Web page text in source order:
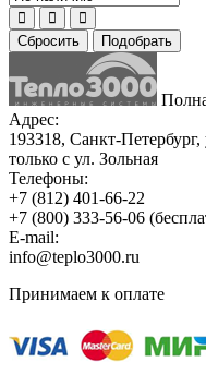
Сбросить Подобрать
Адрес:
193318, Санкт-
только с ул. Зольная
Телефоны:
+7 (812) 401-66-22
+7 (800) 333-56-06
E-mail:
info@teplo3000.ru
Принимаем к оплате